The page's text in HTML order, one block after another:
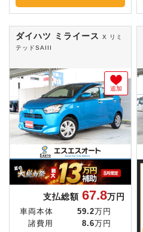
ダイハツ ミライース
X リミ
テッドSAIII
追加
支払総額 67.8万円
車両本体 59.2 万円
諸費用
8.6 万円